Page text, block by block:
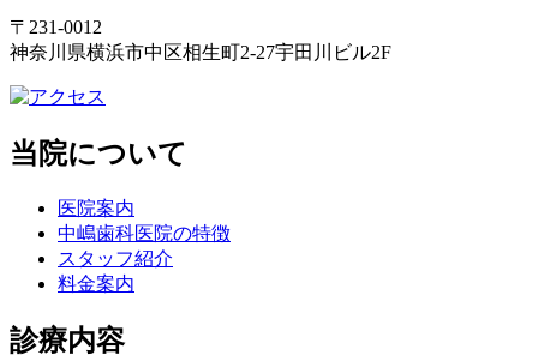
〒231-0012
神奈川県横浜市中区相生町2-27宇田川ビル2F
当院について
医院案内
中嶋歯科医院の特徴
スタッフ紹介
料金案内
診療内容